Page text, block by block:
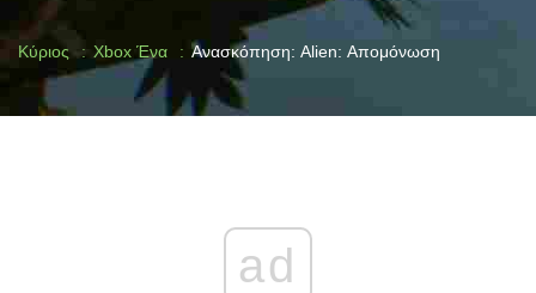
Κύριος Xbox Ένα Ανασκόπηση: Alien: Απομόνωση
ad